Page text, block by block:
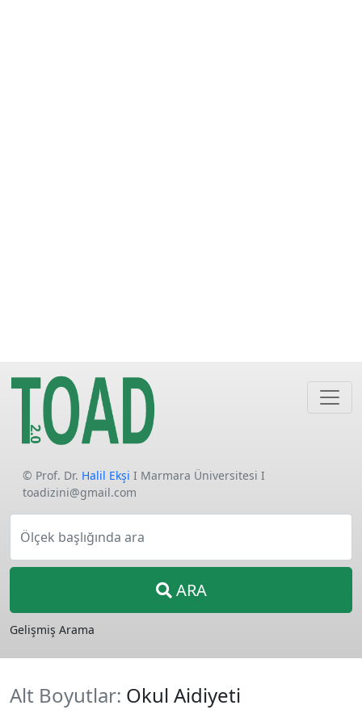
© Prof. Dr. Halil Ekşi I Marmara Üniversitesi I
toadizini@gmail.com
Ölçek başlığında ara
ARA
Gelişmiş Arama
Alt Boyutlar: Okul Aidiyeti